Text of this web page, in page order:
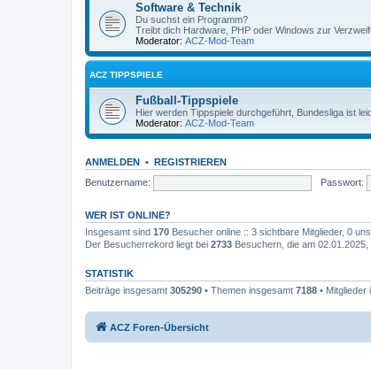
Software & Technik
Du suchst ein Programm?
Treibt dich Hardware, PHP oder Windows zur
Moderator: ACZ-Mod-Team
ACZ TIPPSPIELE
Fußball-Tippspiele
Hier werden Tippspiele durchgeführt, Bundesliga ist
Moderator: ACZ-Mod-Team
ANMELDEN • REGISTRIEREN
Benutzername:
Passwort:
WER IST ONLINE?
Insgesamt sind 170 Besucher online :: 3 sichtbare Mitglieder, 0
Der Besucherrekord liegt bei 2733 Besuchern, die am
STATISTIK
Beiträge insgesamt 305290 • Themen insgesamt 7188 • Mitglieder
ACZ Foren-Übersicht